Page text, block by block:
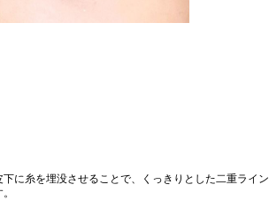
に糸を埋没させることで、くっきりとした二重ライ